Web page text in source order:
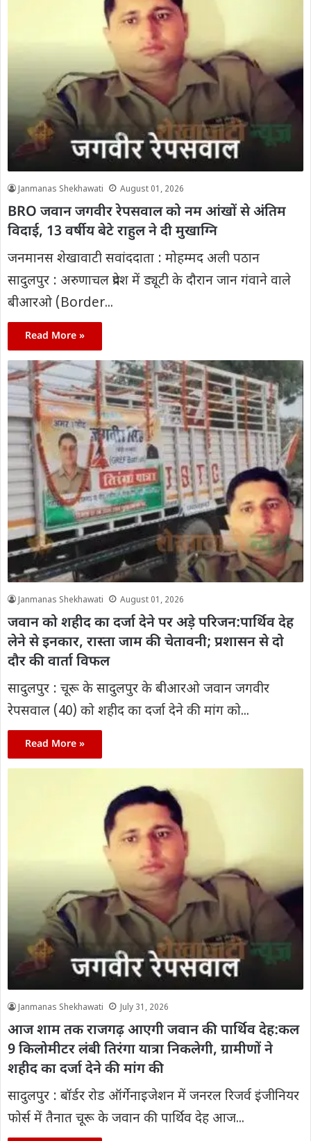
Janmanas Shekhawati August 01, 2026
BRO जवान जगवीर रेपसवाल को नम आंखों से अंतिम
विदाई, 13 वर्षीय बेटे राहुल ने दी मुखाग्नि
जनमानस शेखावाटी सवांददाता : मोहम्मद अली पठान
सादुलपुर : अरुणाचल प्रदेश में ड्यूटी के दौरान जान गंवाने वाले
बीआरओ (Border...
Read More »
Janmanas Shekhawati August 01, 2026
जवान को शहीद का दर्जा देने पर अड़े परिजन:पार्थिव देह
लेने से इनकार, रास्ता जाम की चेतावनी; प्रशासन से दो
दौर की वार्ता विफल
सादुलपुर : चूरू के सादुलपुर के बीआरओ जवान जगवीर
रेपसवाल (40) को शहीद का दर्जा देने की मांग को...
Read More »
Janmanas Shekhawati July 31, 2026
आज शाम तक राजगढ़ आएगी जवान की पार्थिव देह:कल
9 किलोमीटर लंबी तिरंगा यात्रा निकलेगी, ग्रामीणों ने
शहीद का दर्जा देने की मांग की
सादुलपुर : बॉर्डर रोड ऑर्गेनाइजेशन में जनरल रिजर्व इंजीनियर
फोर्स में तैनात चूरू के जवान की पार्थिव देह आज...